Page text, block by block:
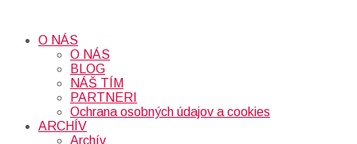
O NÁS
O NÁS
BLOG
NÁŠ TÍM
PARTNERI
Ochrana osobných údajov a cookies
ARCHÍV
Archív